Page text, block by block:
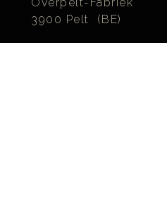
Overpelt-Fabriek
3900 Pelt (BE)